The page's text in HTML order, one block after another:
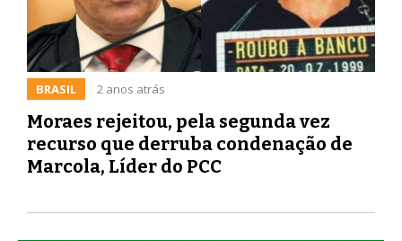
BRASIL 2 anos atrás
Moraes rejeitou, pela segunda vez
recurso que derruba condenação de
Marcola, Líder do PCC